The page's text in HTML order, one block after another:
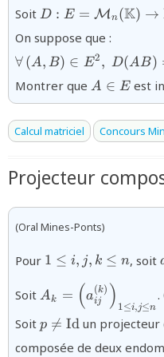
Soit {D
D : E = Mn(K) →
On suppose que :
∀ (A, B) ∈ E2 , D(AB)
Montrer que {A\in
A ∈ Eest
Calcul matriciel Concours
Projecteur
(Oral Mines-Ponts)
Pour i,j,k\le
1 ≤ i, j, k ≤ n, soit
Soit
i,j\leq n}}
Ak = (aij
(k) ) 1 ≤i,j≤n
.
Soit {p\neq
\text{Id}}
p 
= Idun projecteur
composée de deux